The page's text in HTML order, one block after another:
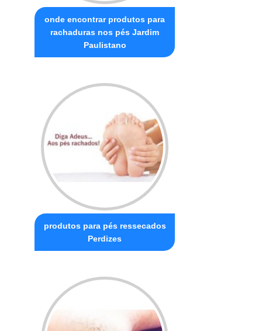
onde encontrar produtos para
rachaduras nos pés Jardim
Paulistano
produtos para pés ressecados
Perdizes